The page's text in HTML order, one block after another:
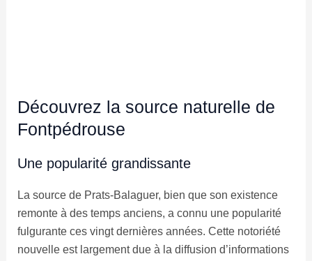
Découvrez la source naturelle de
Fontpédrouse
Une popularité grandissante
La source de Prats-Balaguer, bien que son existence
remonte à des temps anciens, a connu une popularité
fulgurante ces vingt dernières années. Cette notoriété
nouvelle est largement due à la diffusion d’informations